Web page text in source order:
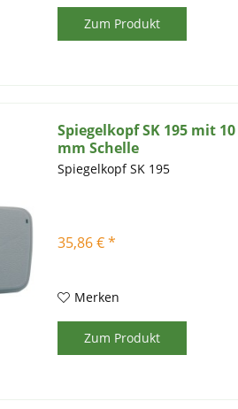
Zum Produkt
Spiegelkopf SK 195 mit 10
mm Schelle
Spiegelkopf SK 195
35,86 € *
Merken
Zum Produkt